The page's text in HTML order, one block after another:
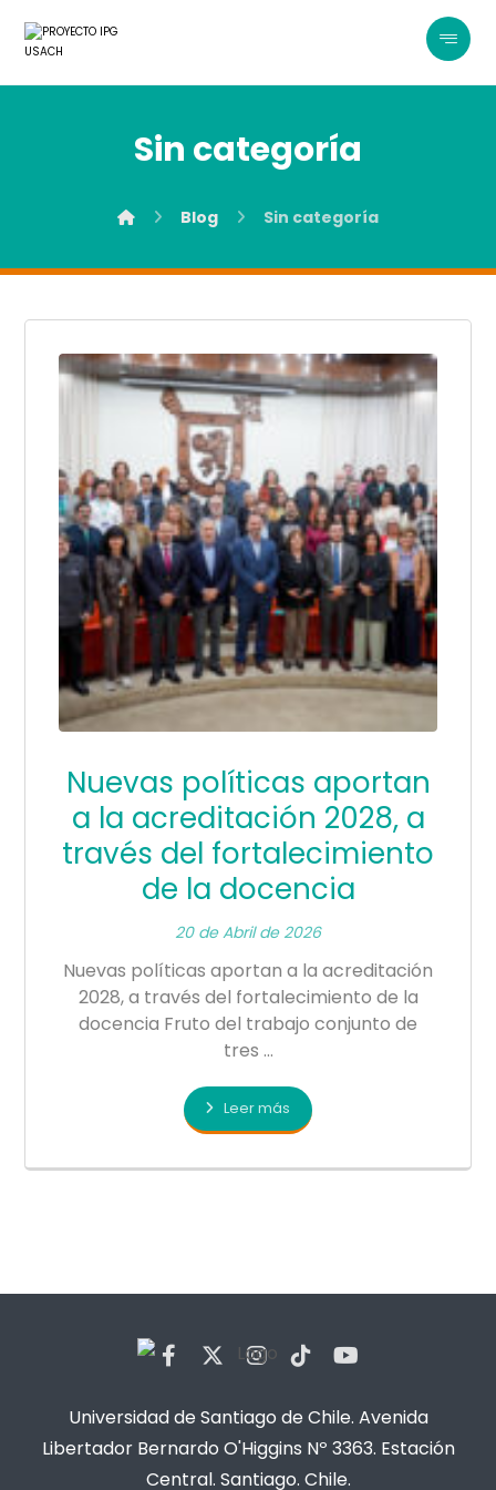
Sin categoría
Blog Sin categoría
Nuevas políticas aportan
a la acreditación 2028, a
través del fortalecimiento
de la docencia
20 de Abril de 2026
Nuevas políticas aportan a la acreditación
2028, a través del fortalecimiento de la
docencia Fruto del trabajo conjunto de
tres ...
Leer más
Universidad de Santiago de Chile. Avenida
Libertador Bernardo O'Higgins Nº 3363. Estación
Central. Santiago. Chile.